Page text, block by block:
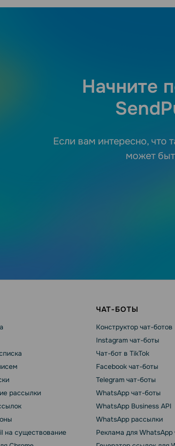
Начните
Если вам интересно, что
может
рассылки
на существование
ЧАТ-БОТЫ
Конструктор чат-ботов
Instagram чат-боты
Чат-бот в TikTok
Facebook чат-боты
Telegram чат-боты
WhatsApp чат-боты
WhatsApp Business API
WhatsApp рассылки
Реклама для WhatsApp